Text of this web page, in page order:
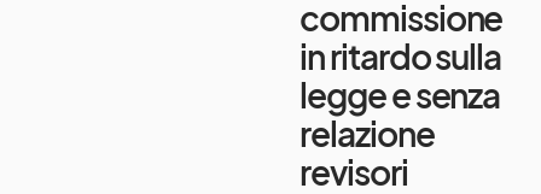
commissione
in ritardo sulla
legge e senza
relazione
revisori